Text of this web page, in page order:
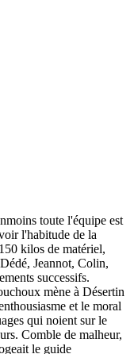
toute l'équipe est
l'habitude de la
kilos de matériel,
Jeannot, Colin,
successifs.
mène à Désertin
et le moral
qui noient sur le
Comble de malheur,
le guide